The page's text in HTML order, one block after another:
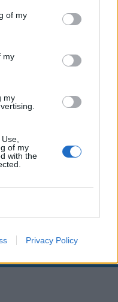
of my
my
my
of my
with the
Privacy Policy
01:16
dall'ex compagna
ai giornalisti